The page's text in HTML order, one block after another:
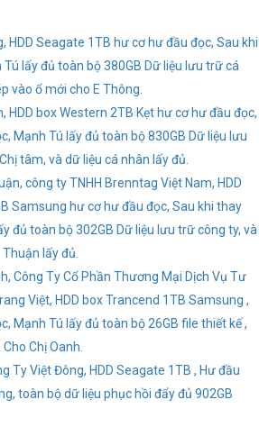
HDD Seagate 1TB hư cơ hư đầu đọc, Sau khi
lấy đủ toàn bộ 380GB Dữ liệu lưu trữ cá
vào ổ mới cho E Thông.
HDD box Western 2TB Kẹt hư cơ hư đầu đọc,
Mạnh Tú lấy đủ toàn bộ 830GB Dữ liệu lưu
tâm, và dữ liệu cá nhân lấy đủ.
công ty TNHH Brenntag Việt Nam, HDD
Samsung hư cơ hư đầu đọc, Sau khi thay
đủ toàn bộ 302GB Dữ liệu lưu trữ công ty, và
lấy đủ.
Công Ty Cổ Phần Thương Mại Dịch Vụ Tư
Việt, HDD box Trancend 1TB Samsung ,
Mạnh Tú lấy đủ toàn bộ 26GB file thiết kế ,
Chị Oanh.
Ty Việt Đông, HDD Seagate 1TB , Hư đầu
toàn bộ dữ liệu phục hồi đẩy đủ 902GB